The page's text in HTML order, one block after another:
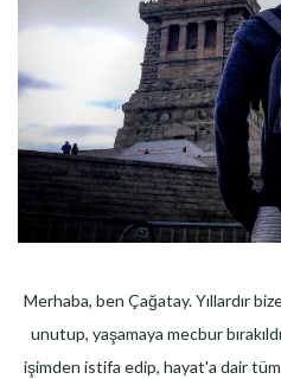
Merhaba, ben Çağatay. Yıllardır
unutup, yaşamaya mecbur
işimden istifa edip, hayat'a dair